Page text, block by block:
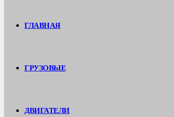
ГЛАВНАЯ
ГРУЗОВЫЕ
ДВИГАТЕЛИ